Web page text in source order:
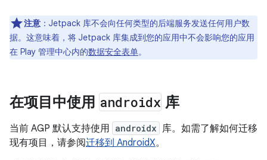
注意 ： Jetpack 库不会向任何类型的后端服务发送任何用户数
据。这意味着，将 Jetpack 库集成到您的应用中不会影响您的应用
在 Play 管理中心内的数据安全表单。
在项目中使用 androidx 库
当前 AGP 默认支持使用 androidx 库。如需了解如何迁移
现有项目，请参阅迁移到 AndroidX。